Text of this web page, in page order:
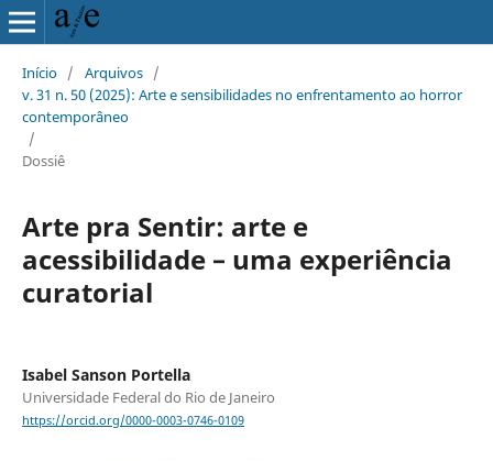
Início / Arquivos /
v. 31 n. 50 (2025): Arte e sensibilidades no enfrentamento ao horror
contemporâneo
/
Dossiê
Arte pra Sentir: arte e
acessibilidade – uma experiência
curatorial
Isabel Sanson Portella
Universidade Federal do Rio de Janeiro
https://orcid.org/0000-0003-0746-0109